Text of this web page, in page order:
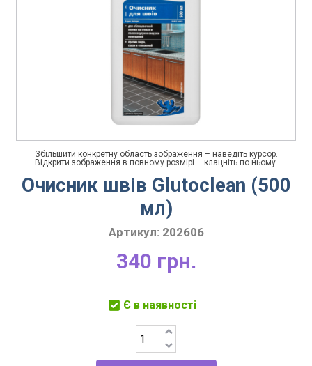
Збільшити конкретну область зображення – наведіть курсор.
Відкрити зображення в повному розмірі – клацніть по ньому.
Очисник швів Glutoclean (500
мл)
Артикул: 202606
340 грн.
Є в наявності